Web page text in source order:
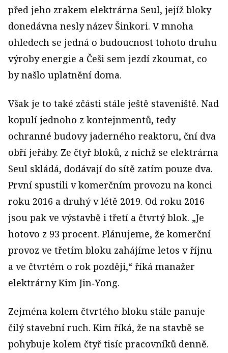
před jeho zrakem elektrárna Seul, jejíž bloky
donedávna nesly název Šinkori. V mnoha
ohledech se jedná o budoucnost tohoto druhu
výroby energie a Češi sem jezdí zkoumat, co
by našlo uplatnění doma.
Však je to také zčásti stále ještě staveniště. Nad
kopulí jednoho z kontejnmentů, tedy
ochranné budovy jaderného reaktoru, ční dva
obří jeřáby. Ze čtyř bloků, z nichž se elektrárna
Seul skládá, dodávají do sítě zatím pouze dva.
První spustili v komerčním provozu na konci
roku 2016 a druhý v létě 2019. Od roku 2016
jsou pak ve výstavbě i třetí a čtvrtý blok. „Je
hotovo z 93 procent. Plánujeme, že komerční
provoz ve třetím bloku zahájíme letos v říjnu
a ve čtvrtém o rok později,“ říká manažer
elektrárny Kim Jin‑Yong.
Zejména kolem čtvrtého bloku stále panuje
čilý stavební ruch. Kim říká, že na stavbě se
pohybuje kolem čtyř tisíc pracovníků denně.